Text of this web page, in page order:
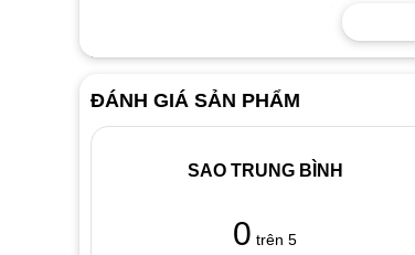
✅ Các chữ, số trên phím được khắc nổi
✅ Sử dụng đầu cáp thông dụng dành cho
không cần phải cài đặt. Sản phẩm tương
✅ Thiết kế như bàn phím gốc, tháo ra là
🔴 DẤU HIỆU NHẬN BIẾT KHI BÀN PHÍM
✅ Khi đánh máy màn hình xuất hiện các ký
✅ Liệt phím biểu hiện có phím đánh được
✅ Chạm phím thì tình trạng lại khác. Khi mở
ĐÁNH GIÁ SẢN PHẨM
SAO TRUNG BÌNH
0 trên 5